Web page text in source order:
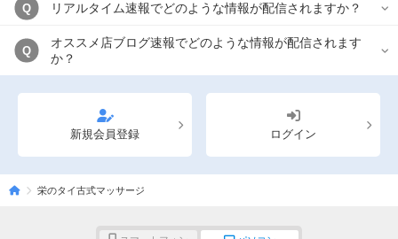
Q リアルタイム速報でどのような情報が配信されますか？
Q
オススメ店ブログ速報でどのような情報が配信されます
か？
新規会員登録 ログイン
栄のタイ古式マッサージ